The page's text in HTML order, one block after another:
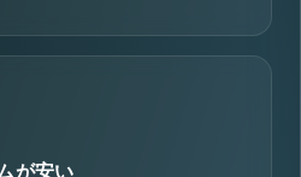
が安い